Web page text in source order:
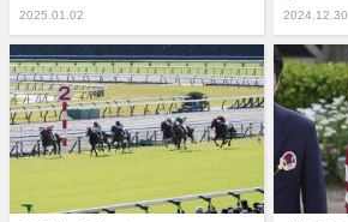
2025.01.02 2024.12.30